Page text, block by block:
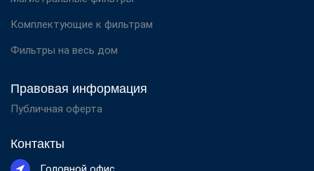
Комплектующие к фильтрам
Фильтры на весь дом
Правовая информация
Публичная оферта
Контакты